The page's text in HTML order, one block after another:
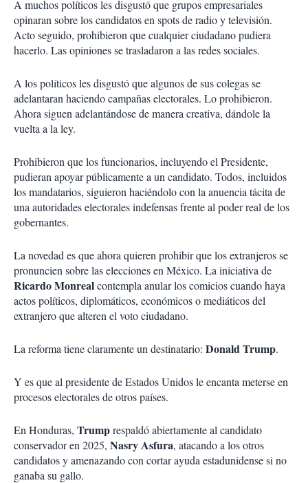
A muchos políticos les disgustó que grupos empresariales
opinaran sobre los candidatos en spots de radio y televisión.
Acto seguido, prohibieron que cualquier ciudadano pudiera
hacerlo. Las opiniones se trasladaron a las redes sociales.
A los políticos les disgustó que algunos de sus colegas se
adelantaran haciendo campañas electorales. Lo prohibieron.
Ahora siguen adelantándose de manera creativa, dándole la
vuelta a la ley.
Prohibieron que los funcionarios, incluyendo el Presidente,
pudieran apoyar públicamente a un candidato. Todos, incluidos
los mandatarios, siguieron haciéndolo con la anuencia tácita de
una autoridades electorales indefensas frente al poder real de los
gobernantes.
La novedad es que ahora quieren prohibir que los extranjeros se
pronuncien sobre las elecciones en México. La iniciativa de
Ricardo Monrealcontempla anular los comicios cuando haya
actos políticos, diplomáticos, económicos o mediáticos del
extranjero que alteren el voto ciudadano.
La reforma tiene claramente un destinatario: Donald Trump.
Y es que al presidente de Estados Unidos le encanta meterse en
procesos electorales de otros países.
En Honduras, Trumprespaldó abiertamente al candidato
conservador en 2025, Nasry Asfura, atacando a los otros
candidatos y amenazando con cortar ayuda estadunidense si no
ganaba su gallo.